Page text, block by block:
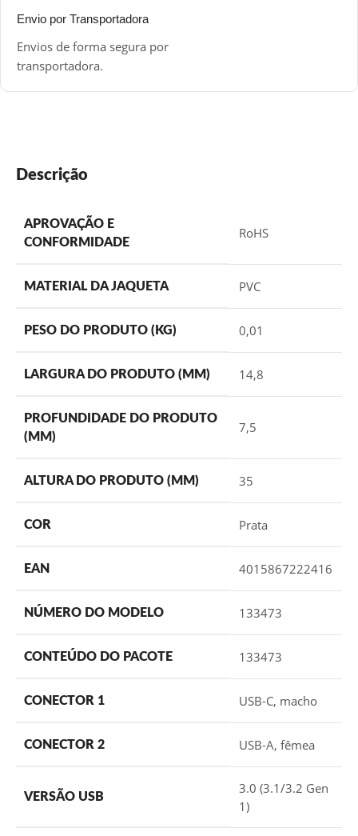
Envio por Transportadora
Envios de forma segura por
transportadora.
Descrição
APROVAÇÃO E
CONFORMIDADE
RoHS
MATERIAL DA JAQUETA PVC
PESO DO PRODUTO (KG) 0,01
LARGURA DO PRODUTO (MM) 14,8
PROFUNDIDADE DO PRODUTO
(MM)
7,5
ALTURA DO PRODUTO (MM) 35
COR Prata
EAN 4015867222416
NÚMERO DO MODELO 133473
CONTEÚDO DO PACOTE 133473
CONECTOR 1 USB-C, macho
CONECTOR 2 USB-A, fêmea
VERSÃO USB
3.0 (3.1/3.2 Gen
1)